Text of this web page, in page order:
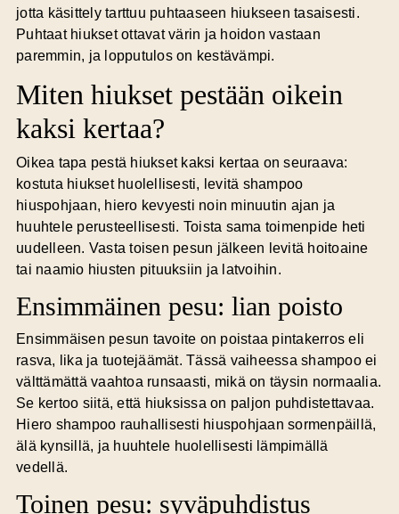
jotta käsittely tarttuu puhtaaseen hiukseen tasaisesti.
Puhtaat hiukset ottavat värin ja hoidon vastaan
paremmin, ja lopputulos on kestävämpi.
Miten hiukset pestään oikein
kaksi kertaa?
Oikea tapa pestä hiukset kaksi kertaa on seuraava:
kostuta hiukset huolellisesti, levitä shampoo
hiuspohjaan, hiero kevyesti noin minuutin ajan ja
huuhtele perusteellisesti. Toista sama toimenpide heti
uudelleen. Vasta toisen pesun jälkeen levitä hoitoaine
tai naamio hiusten pituuksiin ja latvoihin.
Ensimmäinen pesu: lian poisto
Ensimmäisen pesun tavoite on poistaa pintakerros eli
rasva, lika ja tuotejäämät. Tässä vaiheessa shampoo ei
välttämättä vaahtoa runsaasti, mikä on täysin normaalia.
Se kertoo siitä, että hiuksissa on paljon puhdistettavaa.
Hiero shampoo rauhallisesti hiuspohjaan sormenpäillä,
älä kynsillä, ja huuhtele huolellisesti lämpimällä
vedellä.
Toinen pesu: syväpuhdistus